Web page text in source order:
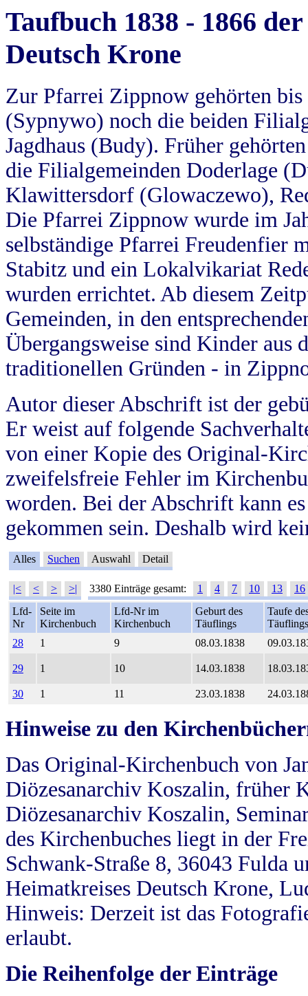
Taufbuch 1838 - 1866
Deutsch Krone
Zur Pfarrei Zippnow gehörten
(Sypnywo) noch die beiden
Jagdhaus (Budy). Früher
die Filialgemeinden Doderlage
Klawittersdorf (Glowaczewo),
Die Pfarrei Zippnow wurde im
selbständige Pfarrei Freudenfier
Stabitz und ein Lokalvikariat
wurden errichtet. Ab diesem
Gemeinden, in den
Übergangsweise sind Kinder aus
traditionellen Gründen - in
Autor dieser Abschrift ist der
Er weist auf folgende
von einer Kopie des Original-
zweifelsfreie Fehler im
worden. Bei der Abschrift kann
gekommen sein. Deshalb wird
Alles Suchen Auswahl Detail
|< < > >| 3380 Einträge gesamt: 1 4 7 10 13
16
Lfd-
Nr
Seite im
Kirchenbuch
Lfd-Nr im
Kirchenbuch
Geburt des
Täuflings
Taufe
Täuflings
28
1 9 08.03.1838
29 1 10 14.03.1838
30 1 11 23.03.1838
Hinweise zu den
Das Original-Kirchenbuch von
Diözesanarchiv Koszalin, früher
Diözesanarchiv Koszalin,
des Kirchenbuches liegt in der
Schwank-Straße 8, 36043 Fulda
Heimatkreises Deutsch Krone,
Hinweis: Derzeit ist das
erlaubt.
Die Reihenfolge der Einträge